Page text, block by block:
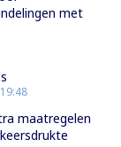
met
maatregelen